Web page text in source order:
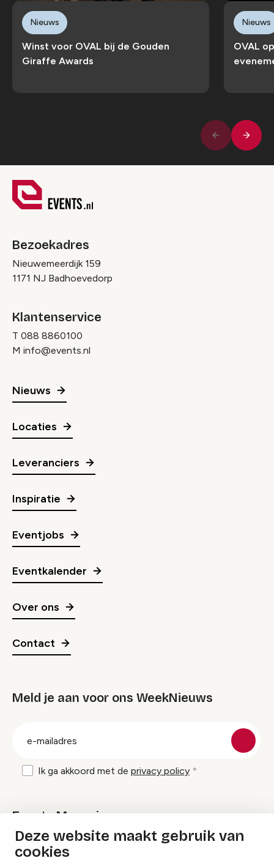
Deze website maakt gebruik van
cookies
Winst voor OVAL bij de Gouden
Giraffe Awards
Nieuws
OVAL
Nieuws
Vorige
Bezoekadres
Nieuwemeerdijk 159
1171 NJ Badhoevedorp
Klantenservice
T 088 8860100
M info@events.nl
Nieuws
Locaties
Leveranciers
Inspiratie
Eventjobs
Eventkalender
Over ons
Contact
Meld je aan voor ons WeekNieuws
Ik ga akkoord met de privacy policy
Events Magazine
Ik ontvang graag Events Magazine